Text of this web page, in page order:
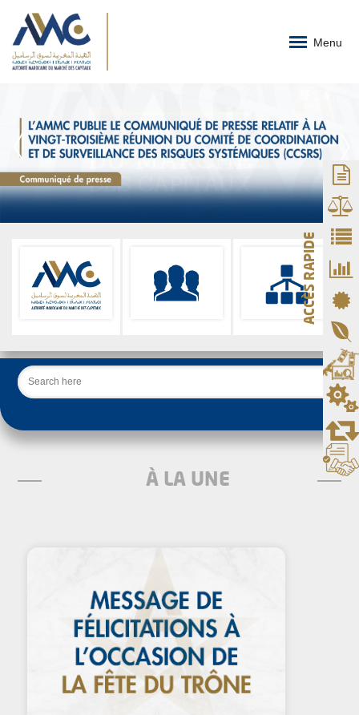
Menu
Rechercher
À LA UNE
ACCÈS RAPIDE